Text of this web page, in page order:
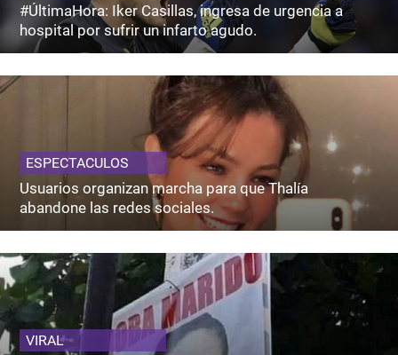
#ÚltimaHora: Iker Casillas, ingresa de urgencia a
hospital por sufrir un infarto agudo.
ESPECTACULOS
Usuarios organizan marcha para que Thalía
abandone las redes sociales.
VIRAL